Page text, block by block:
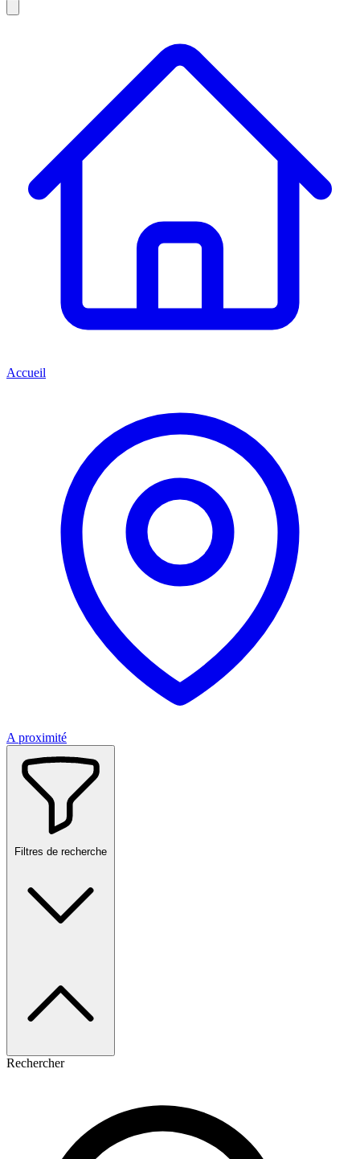
Accueil
A proximité
Filtres de recherche
Rechercher